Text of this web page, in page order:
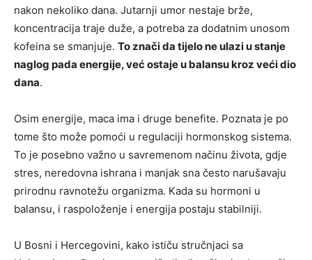
nakon nekoliko dana. Jutarnji umor nestaje brže,
koncentracija traje duže, a potreba za dodatnim unosom
kofeina se smanjuje. To znači da tijelo ne ulazi u stanje
naglog pada energije, već ostaje u balansu kroz veći dio
dana.
Osim energije, maca ima i druge benefite. Poznata je po
tome što može pomoći u regulaciji hormonskog sistema.
To je posebno važno u savremenom načinu života, gdje
stres, neredovna ishrana i manjak sna često narušavaju
prirodnu ravnotežu organizma. Kada su hormoni u
balansu, i raspoloženje i energija postaju stabilniji.
U Bosni i Hercegovini, kako ističu stručnjaci sa